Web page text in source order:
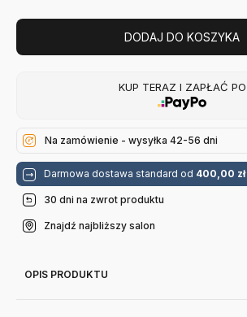
DODAJ DO KOSZYKA
KUP TERAZ I ZAPŁAĆ PO
Na zamówienie - wysyłka 42-56 dni
Darmowa dostawa standard od 400,00 zł
30 dni na zwrot produktu
Znajdź najbliższy salon
OPIS PRODUKTU